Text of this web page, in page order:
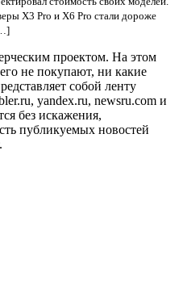
X3 Pro и X6 Pro стали дороже
проектом. На этом
не покупают, ни какие
собой ленту
yandex.ru, newsru.com и
без искажения,
публикуемых новостей